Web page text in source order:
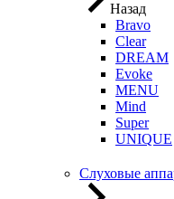
Назад
Bravo
Clear
DREAM
Evoke
MENU
Mind
Super
UNIQUE
Слуховые